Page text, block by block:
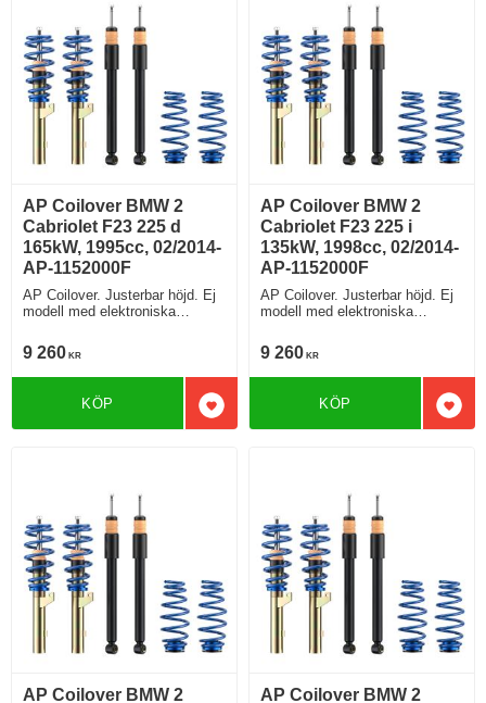
AP Coilover BMW 2
Cabriolet F23 225 d
165kW, 1995cc, 02/2014-
AP-1152000F
AP Coilover. Justerbar höjd. Ej
modell med elektroniska
9 260 KR
Lägg till i favoriter
KÖP
AP Coilover BMW 2
Cabriolet F23 225 i
135kW, 1998cc, 02/2014-
AP-1152000F
AP Coilover. Justerbar höjd. Ej
modell med elektroniska
9 260 KR
KÖP
AP Coilover BMW 2
AP Coilover BMW 2